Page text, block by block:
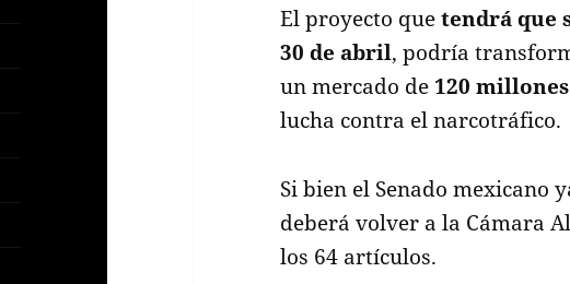
El proyecto quetendrá que
30 de abril, podría
un mercado de 120
lucha contra el narcotráfico.
Si bien el Senado mexicano
deberá volver a la Cámara
los 64 artículos.